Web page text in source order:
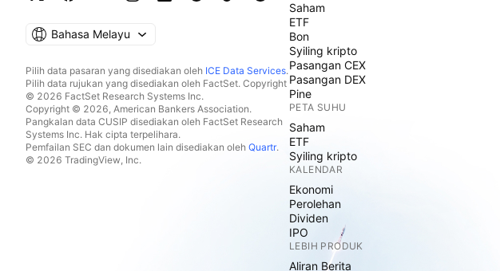
Bahasa Melayu
Pilih data pasaran yang disediakan oleh ICE Data Services.
Pilih data rujukan yang disediakan oleh FactSet. Copyright
© 2026 FactSet Research Systems Inc.
Copyright © 2026, American Bankers Association.
Pangkalan data CUSIP disediakan oleh FactSet Research
Systems Inc. Hak cipta terpelihara.
Pemfailan SEC dan dokumen lain disediakan oleh Quartr.
© 2026 TradingView, Inc.
Saham
ETF
Bon
Syiling kripto
Pasangan CEX
Pasangan DEX
Pine
PETA SUHU
Saham
ETF
Syiling kripto
KALENDAR
Ekonomi
Perolehan
Dividen
IPO
LEBIH PRODUK
Aliran Berita